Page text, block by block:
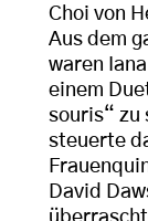
Choi von
Aus dem
waren
einem
souris“ zu
steuerte
David